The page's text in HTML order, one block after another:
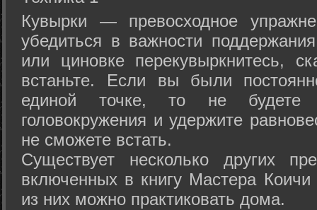
Кувырки — превосходное
убедиться в важности
или циновке перекувыркнитесь,
встаньте. Если вы были
единой точке, то не будете
головокружения и удержите
не сможете встать.
Существует несколько других
включенных в книгу Мастера
из них можно практиковать дома.